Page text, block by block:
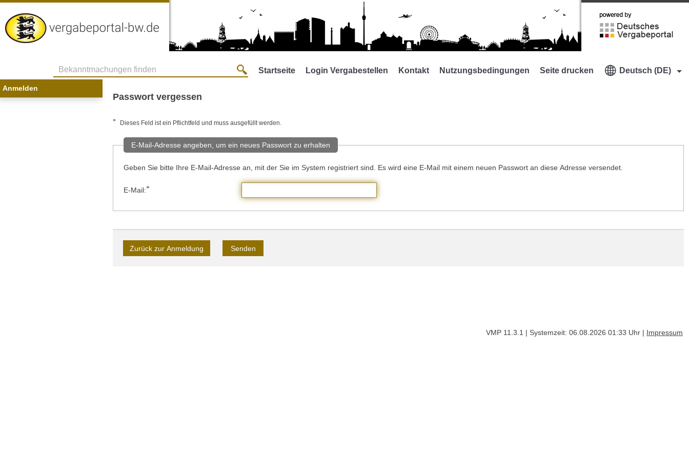
Vergabeportal
Baden-
Wuerttemberg
Zur
Deutsches
Vergabeportal
Deutsch (DE)
Seite drucken
Startseite Login Vergabestellen Kontakt Nutzungsbedingungen
finden
Anmelden
Passwort vergessen
* Dieses Feld ist ein Pflichtfeld und muss ausgefüllt werden.
E-Mail-Adresse angeben, um ein neues Passwort zu erhalten
Geben Sie bitte Ihre E-Mail-Adresse an, mit der Sie im System registriert sind. Es wird eine E-Mail mit einem neuen Passwort an diese Adresse versendet.
E-Mail:*
VMP 11.3.1 | Systemzeit: 06.08.2026 01:33 Uhr | Impressum